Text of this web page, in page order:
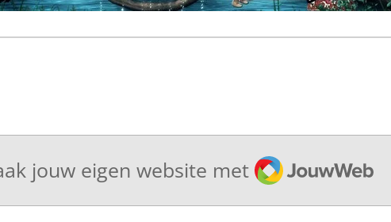
jouw eigen website met JouwWeb